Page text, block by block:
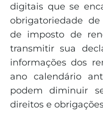
digitais que se
obrigatoriedade
de imposto de
transmitir sua
informações dos
ano calendário
podem diminuir
direitos e